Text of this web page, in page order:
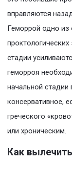
вправляются
Геморрой одно из
стадии
геморроя
начальной стадии
консервативное,
греческого
или хроническим.
Как